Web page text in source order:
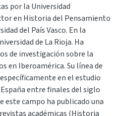
por la Universidad
en Historia del Pensamiento
del País Vasco. En la
de La Rioja. Ha
de investigación sobre la
en Iberoamérica. Su línea de
en el estudio
entre finales del siglo
este campo ha publicado una
académicas (Historia